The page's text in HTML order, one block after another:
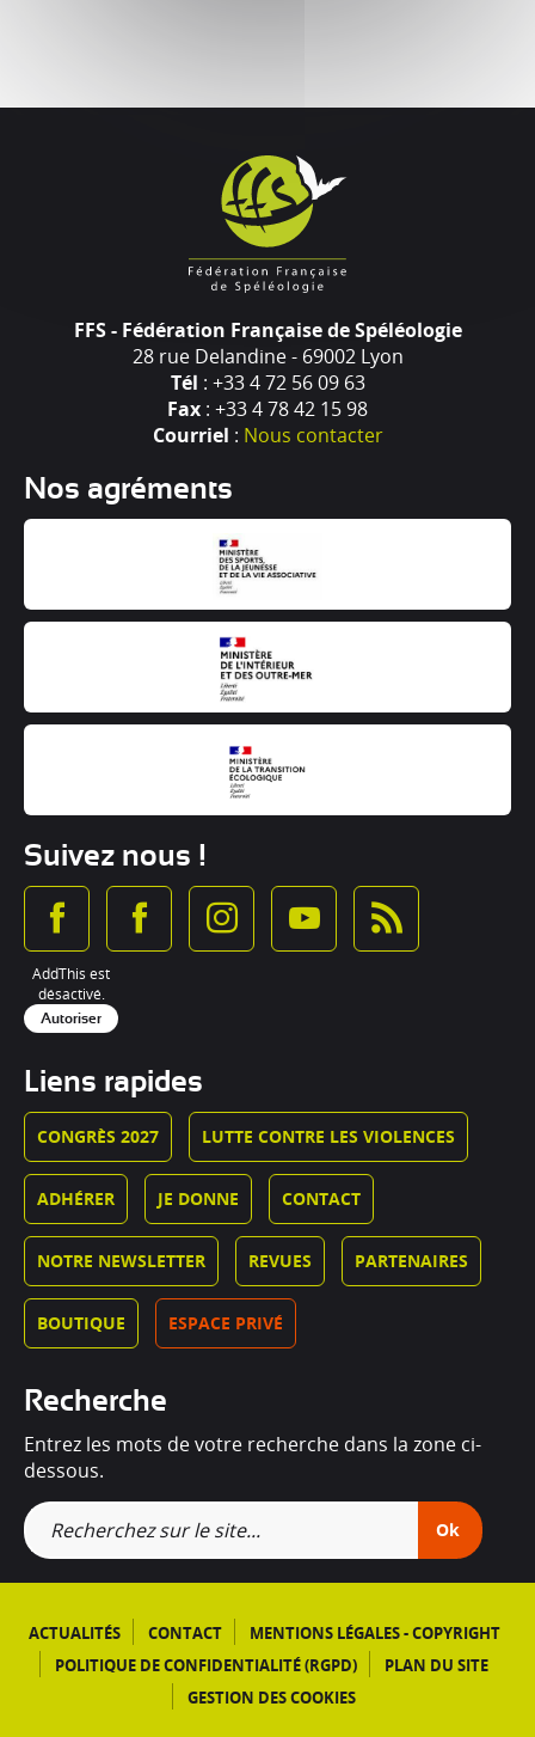
FFS - Fédération Française de Spéléologie
28 rue Delandine - 69002 Lyon
Tél : +33 4 72 56 09 63
Fax : +33 4 78 42 15 98
Courriel : Nous contacter
Nos agréments
Suivez nous !
AddThis est
désactivé.
Autoriser
Liens rapides
CONGRÈS 2027 LUTTE CONTRE LES VIOLENCES
ADHÉRER JE DONNE CONTACT
NOTRE NEWSLETTER REVUES PARTENAIRES
BOUTIQUE ESPACE PRIVÉ
Recherche
Entrez les mots de votre recherche dans la zone ci-
dessous.
Ok
ACTUALITÉS CONTACT
MENTIONS LÉGALES - COPYRIGHT
POLITIQUE DE CONFIDENTIALITÉ (RGPD)
PLAN DU SITE
GESTION DES COOKIES